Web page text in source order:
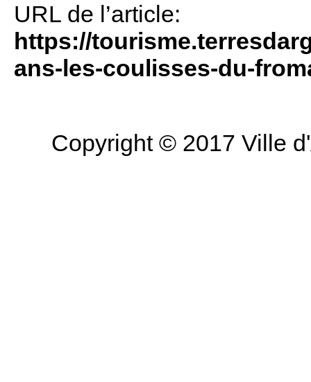
URL de l’article:
https://
ans-les-coulisses-du-
Copyright © 2017 Ville